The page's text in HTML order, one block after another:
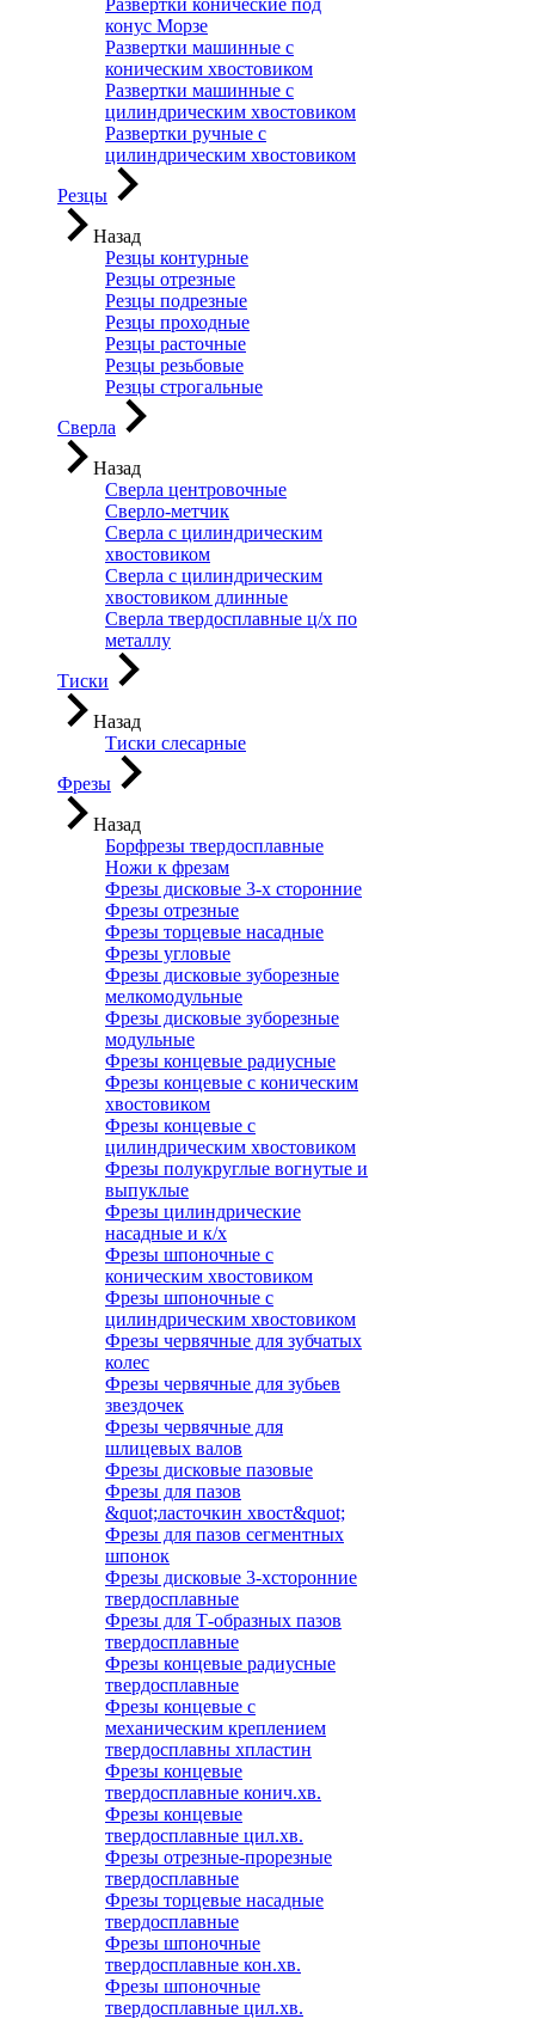
Развертки конические под
конус Морзе
Развертки машинные с
коническим хвостовиком
Развертки машинные с
цилиндрическим хвостовиком
Развертки ручные с
цилиндрическим хвостовиком
Резцы
Назад
Резцы контурные
Резцы отрезные
Резцы подрезные
Резцы проходные
Резцы расточные
Резцы резьбовые
Резцы строгальные
Сверла
Назад
Сверла центровочные
Сверло-метчик
Сверла с цилиндрическим
хвостовиком
Сверла с цилиндрическим
хвостовиком длинные
Сверла твердосплавные ц/х по
металлу
Тиски
Назад
Тиски слесарные
Фрезы
Назад
Борфрезы твердосплавные
Ножи к фрезам
Фрезы дисковые 3-х сторонние
Фрезы отрезные
Фрезы торцевые насадные
Фрезы угловые
Фрезы дисковые зуборезные
мелкомодульные
Фрезы дисковые зуборезные
модульные
Фрезы концевые радиусные
Фрезы концевые с коническим
хвостовиком
Фрезы концевые с
цилиндрическим хвостовиком
Фрезы полукруглые вогнутые и
выпуклые
Фрезы цилиндрические
насадные и к/х
Фрезы шпоночные с
коническим хвостовиком
Фрезы шпоночные с
цилиндрическим хвостовиком
Фрезы червячные для зубчатых
колес
Фрезы червячные для зубьев
звездочек
Фрезы червячные для
шлицевых валов
Фрезы дисковые пазовые
Фрезы для пазов
&quot;ласточкин хвост&quot;
Фрезы для пазов сегментных
шпонок
Фрезы дисковые 3-хсторонние
твердосплавные
Фрезы для Т-образных пазов
твердосплавные
Фрезы концевые радиусные
твердосплавные
Фрезы концевые с
механическим креплением
твердосплавны хпластин
Фрезы концевые
твердосплавные конич.хв.
Фрезы концевые
твердосплавные цил.хв.
Фрезы отрезные-прорезные
твердосплавные
Фрезы торцевые насадные
твердосплавные
Фрезы шпоночные
твердосплавные кон.хв.
Фрезы шпоночные
твердосплавные цил.хв.